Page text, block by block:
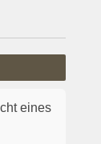
eines